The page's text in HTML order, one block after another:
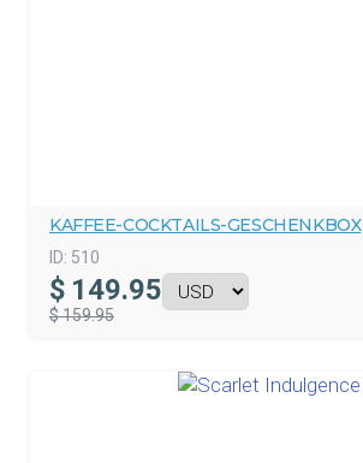
KAFFEE-COCKTAILS-GESCHENKBOX
ID: 510
$ 149.95
$ 159.95